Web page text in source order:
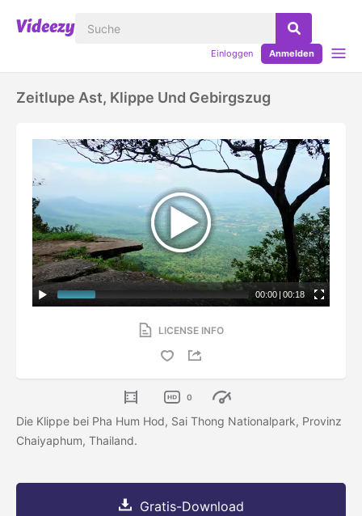
Einloggen Anmelden
Zeitlupe Ast, Klippe Und Gebirgszug
00:00 | 00:18
LICENSE INFO
0
Die Klippe bei Pha Hum Hod, Sai Thong Nationalpark, Provinz
Chaiyaphum, Thailand.
Gratis-Download